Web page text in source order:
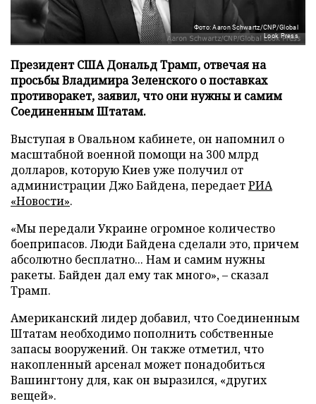
Фото: Aaron Schwartz/CNP/Global
Look Press
Президент США Дональд Трамп, отвечая на
просьбы Владимира Зеленского о поставках
противоракет, заявил, что они нужны и самим
Соединенным Штатам.
Выступая в Овальном кабинете, он напомнил о
масштабной военной помощи на 300 млрд
долларов, которую Киев уже получил от
администрации Джо Байдена, передаетРИА
«Новости».
«Мы передали Украине огромное количество
боеприпасов. Люди Байдена сделали это, причем
абсолютно бесплатно... Нам и самим нужны
ракеты. Байден дал ему так много», – сказал
Трамп.
Американский лидер добавил, что Соединенным
Штатам необходимо пополнить собственные
запасы вооружений. Он также отметил, что
накопленный арсенал может понадобиться
Вашингтону для, как он выразился, «других
вещей».